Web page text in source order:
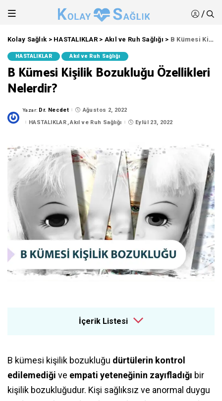
/
Kolay Sağlık> HASTALIKLAR > Akıl ve Ruh Sağlığı > B Kümesi Kişilik Bozukluğu Özellikleri Nelerdir?
HASTALIKLAR Akıl ve Ruh Sağlığı
B Kümesi Kişilik Bozukluğu Özellikleri
Nelerdir?
Posted
Yazar: Dr. Necdet
Ağustos 2, 2022
HASTALIKLAR Akıl ve Ruh Sağlığı Eylül 23, 2022
İçerik Listesi
B kümesi kişilik bozukluğu dürtülerin kontrol
edilemediği ve empati yeteneğinin zayıfladığı bir
kişilik bozukluğudur. Kişi sağlıksız ve anormal duygu